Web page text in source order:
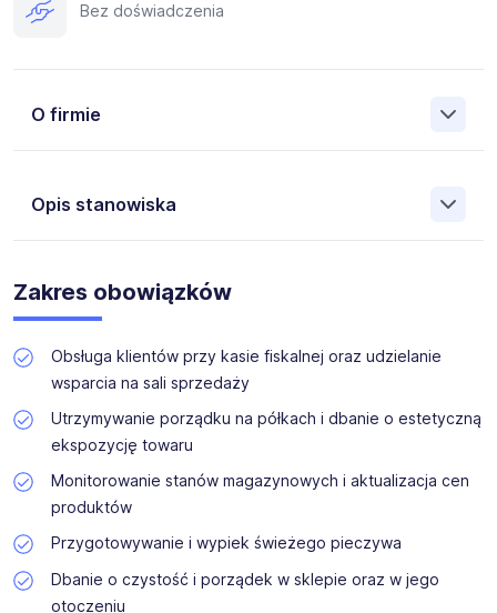
Bez doświadczenia
O firmie
niepełnosprawne na różnych stanowiskach. Zatrudnianie
osób z niepełnosprawnościami oraz promowanie ich
powodzeniem realizujemy od wielu lat.
Opis stanowiska
poszukujemy kandydatów z
niepełnosprawności, na stanowisko
Sprzedawcy w miejscowości Góra Kalwaria (K,M).
Zakres obowiązków
Obsługa klientów przy kasie fiskalnej oraz udzielanie
wsparcia na sali sprzedaży
Utrzymywanie porządku na półkach i dbanie o estetyczną
ekspozycję towaru
Monitorowanie stanów magazynowych i aktualizacja cen
produktów
Przygotowywanie i wypiek świeżego pieczywa
Dbanie o czystość i porządek w sklepie oraz w jego
otoczeniu